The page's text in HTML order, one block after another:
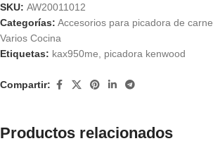
SKU: AW20011012
Categorías: Accesorios para picadora de carne
Varios Cocina
Etiquetas: kax950me picadora kenwood
Compartir:
Productos relacionados